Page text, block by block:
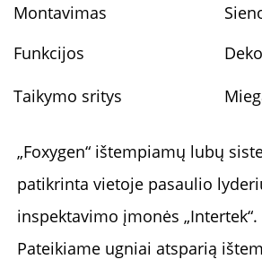
Montavimas
Funkcijos
Taikymo sritys
„Foxygen“ ištempiamų lubų
patikrinta vietoje pasaulio
inspektavimo įmonės „Intertek“.
Pateikiame ugniai atsparią